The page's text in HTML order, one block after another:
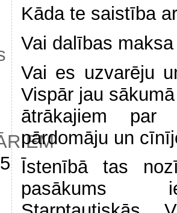
Kāda te saistība
Vai dalības
Vai es uzvarēju
Vispār jau
ātrākajiem par
pārdomāju un
Īstenībā tas
pasākums